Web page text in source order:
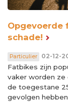
Opgevoerde
schade!
Particulier 02-12-
Fatbikes zijn
vaker worden ze
de toegestane
gevolgen